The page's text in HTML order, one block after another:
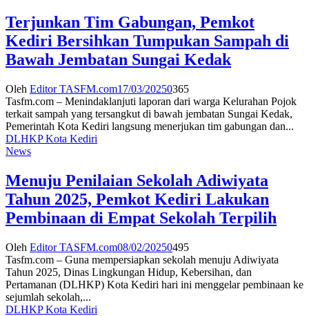
Terjunkan Tim Gabungan, Pemkot
Kediri Bersihkan Tumpukan Sampah di
Bawah Jembatan Sungai Kedak
Oleh Editor TASFM.com17/03/20250365
Tasfm.com – Menindaklanjuti laporan dari warga Kelurahan Pojok
terkait sampah yang tersangkut di bawah jembatan Sungai Kedak,
Pemerintah Kota Kediri langsung menerjukan tim gabungan dan...
DLHKP Kota Kediri
News
Menuju Penilaian Sekolah Adiwiyata
Tahun 2025, Pemkot Kediri Lakukan
Pembinaan di Empat Sekolah Terpilih
Oleh Editor TASFM.com08/02/20250495
Tasfm.com – Guna mempersiapkan sekolah menuju Adiwiyata
Tahun 2025, Dinas Lingkungan Hidup, Kebersihan, dan
Pertamanan (DLHKP) Kota Kediri hari ini menggelar pembinaan ke
sejumlah sekolah,...
DLHKP Kota Kediri